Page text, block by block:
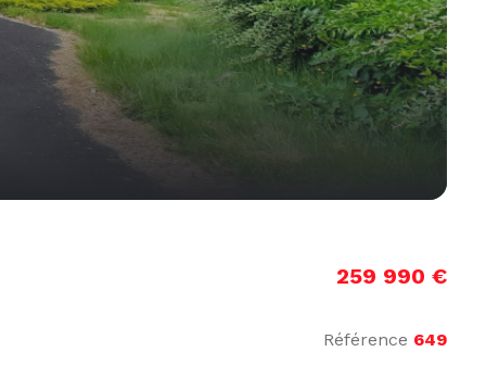
259 990 €
Référence 649